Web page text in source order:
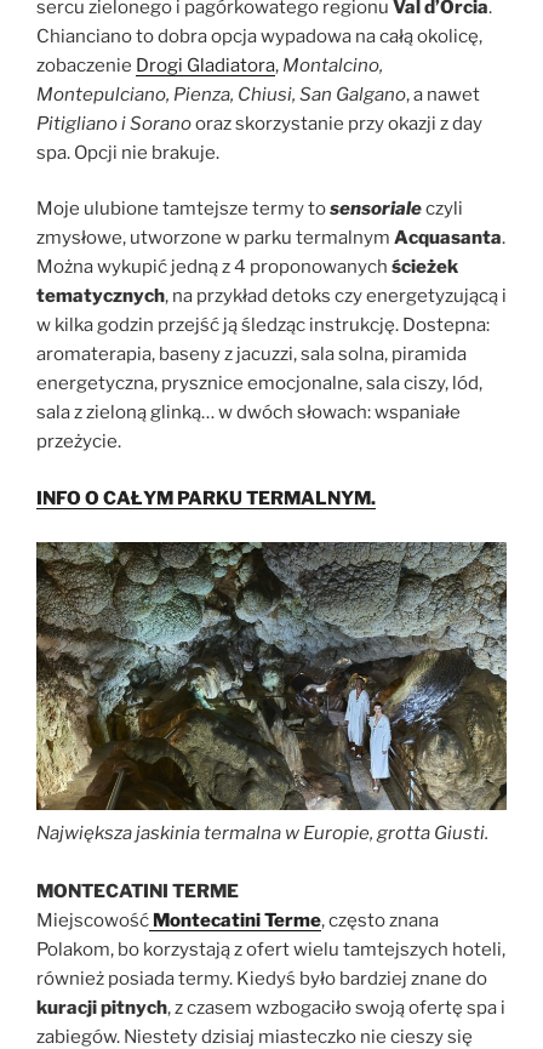
sercu zielonego i pagórkowatego regionu Val d’Orcia.
Chianciano to dobra opcja wypadowa na całą okolicę,
zobaczenie Drogi Gladiatora, Montalcino,
Montepulciano, Pienza, Chiusi, San Galgano, a nawet
Pitigliano i Soranooraz skorzystanie przy okazji z day
spa. Opcji nie brakuje.
Moje ulubione tamtejsze termy tosensorialeczyli
zmysłowe, utworzone w parku termalnym Acquasanta.
Można wykupić jedną z 4 proponowanych ścieżek
tematycznych, na przykład detoks czy energetyzującą i
w kilka godzin przejść ją śledząc instrukcję. Dostepna:
aromaterapia, baseny z jacuzzi, sala solna, piramida
energetyczna, prysznice emocjonalne, sala ciszy, lód,
sala z zieloną glinką… w dwóch słowach: wspaniałe
przeżycie.
INFO O CAŁYM PARKU TERMALNYM.
Największa jaskinia termalna w Europie, grotta Giusti.
MONTECATINI TERME
Miejscowość MontecatiniTerme, często znana
Polakom, bo korzystają z ofert wielu tamtejszych hoteli,
również posiada termy. Kiedyś było bardziej znane do
kuracji pitnych, z czasem wzbogaciło swoją ofertę spa i
zabiegów. Niestety dzisiaj miasteczko nie cieszy się